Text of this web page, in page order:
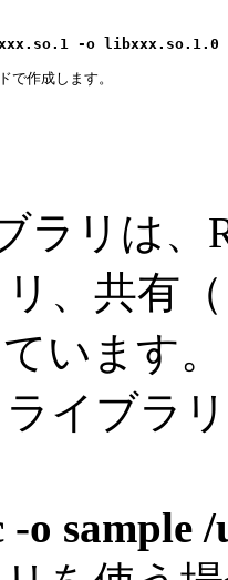
-o libxxx.so.1.0
ラリは
、共有
います。
イブラ
-o sample